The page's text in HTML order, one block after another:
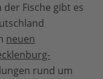
der Fische gibt es
neuen
rund um